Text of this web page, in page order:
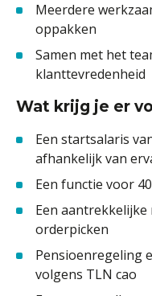
Meerdere
oppakken
Samen met het
klanttevredenheid
Wat krijg je er
Een startsalaris
afhankelijk van
Een functie voor
Een
orderpicken
Pensioenregeling
volgens TLN cao